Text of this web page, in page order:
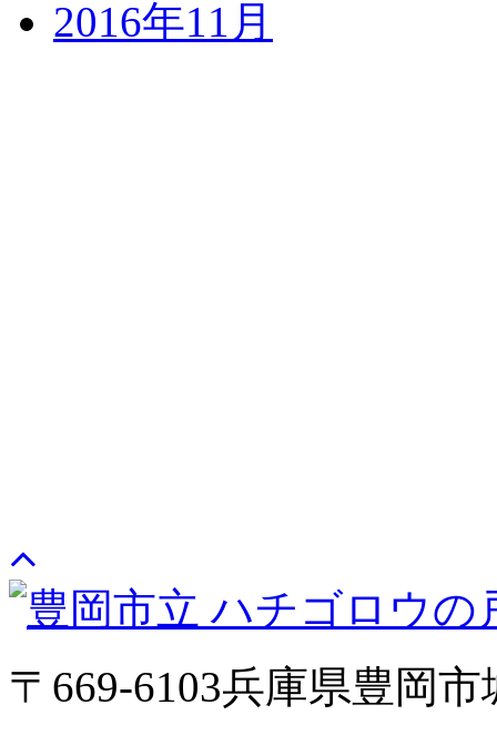
2016年11月
〒669-6103兵庫県豊岡市